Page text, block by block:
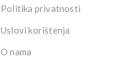
Politika privatnosti
Uslovi korištenja
O nama